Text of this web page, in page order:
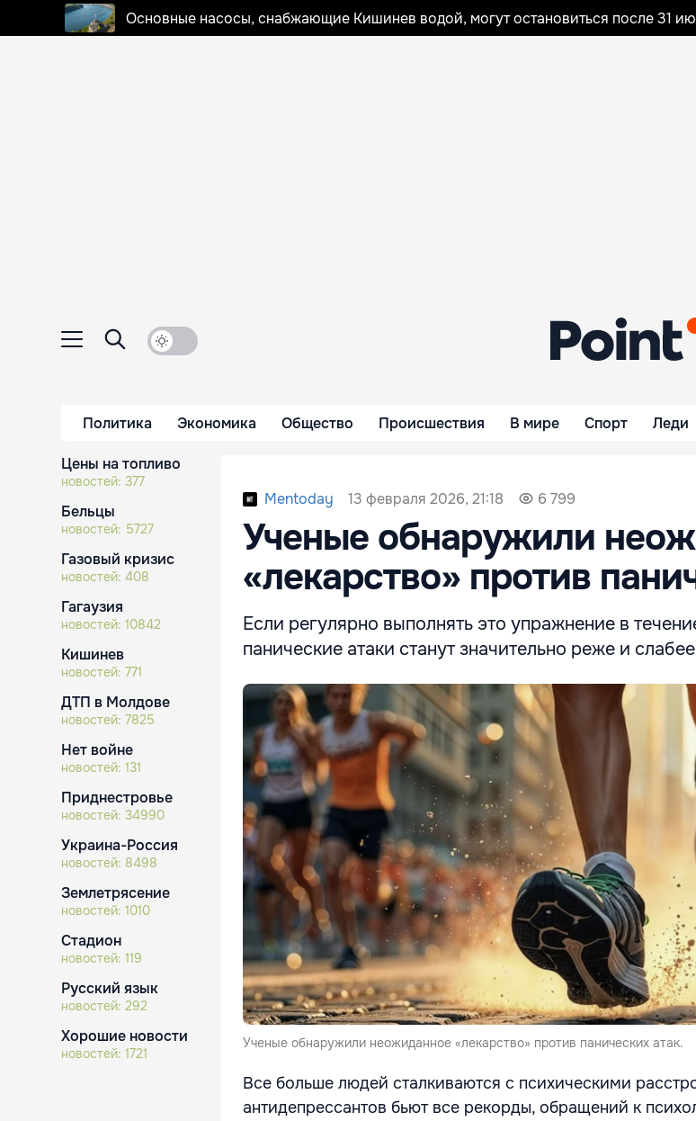
Основные насосы, снабжающие Кишинев водой, могут остановиться после 31
Политика Экономика Общество Происшествия В мире Спорт Леди
Цены на топливо
новостей: 377
Бельцы
новостей: 5727
Газовый кризис
новостей: 408
Гагаузия
новостей: 10842
Кишинев
новостей: 771
ДТП в Молдове
новостей: 7825
Нет войне
новостей: 131
Приднестровье
новостей: 34990
Украина-Россия
новостей: 8498
Землетрясение
новостей: 1010
Стадион
новостей: 119
Русский язык
новостей: 292
Хорошие новости
новостей: 1721
Mentoday 13 февраля 2026, 21:18 6 799
Ученые обнаружили
«лекарство» против
Если регулярно выполнять это упражнение в
панические атаки станут значительно реже и
Ученые обнаружили неожиданное «лекарство» против панических атак.
Все больше людей сталкиваются с психическими
антидепрессантов бьют все рекорды, обращений к